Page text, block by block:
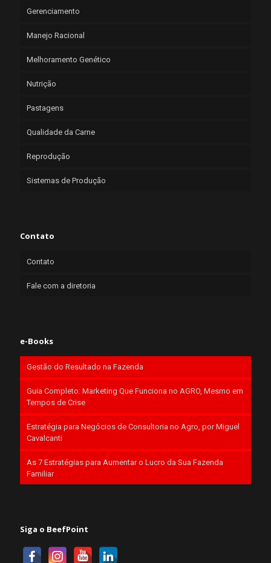
Gerenciamento
Manejo Racional
Melhoramento Genético
Nutrição
Pastagens
Qualidade da Carne
Reprodução
Sistemas de Produção
Contato
Contato
Fale com a diretoria
e-Books
Gestão do Resultado na Fazenda
Guia Completo: Marketing Que Funciona no AGRO, Mesmo em
Tempos de Crise
Estratégia para Negócios de Consultoria no Agro, por Miguel
Cavalcanti
As 7 Estratégias para Aumentar o Lucro da Sua Fazenda
Familiar
Siga o BeefPoint